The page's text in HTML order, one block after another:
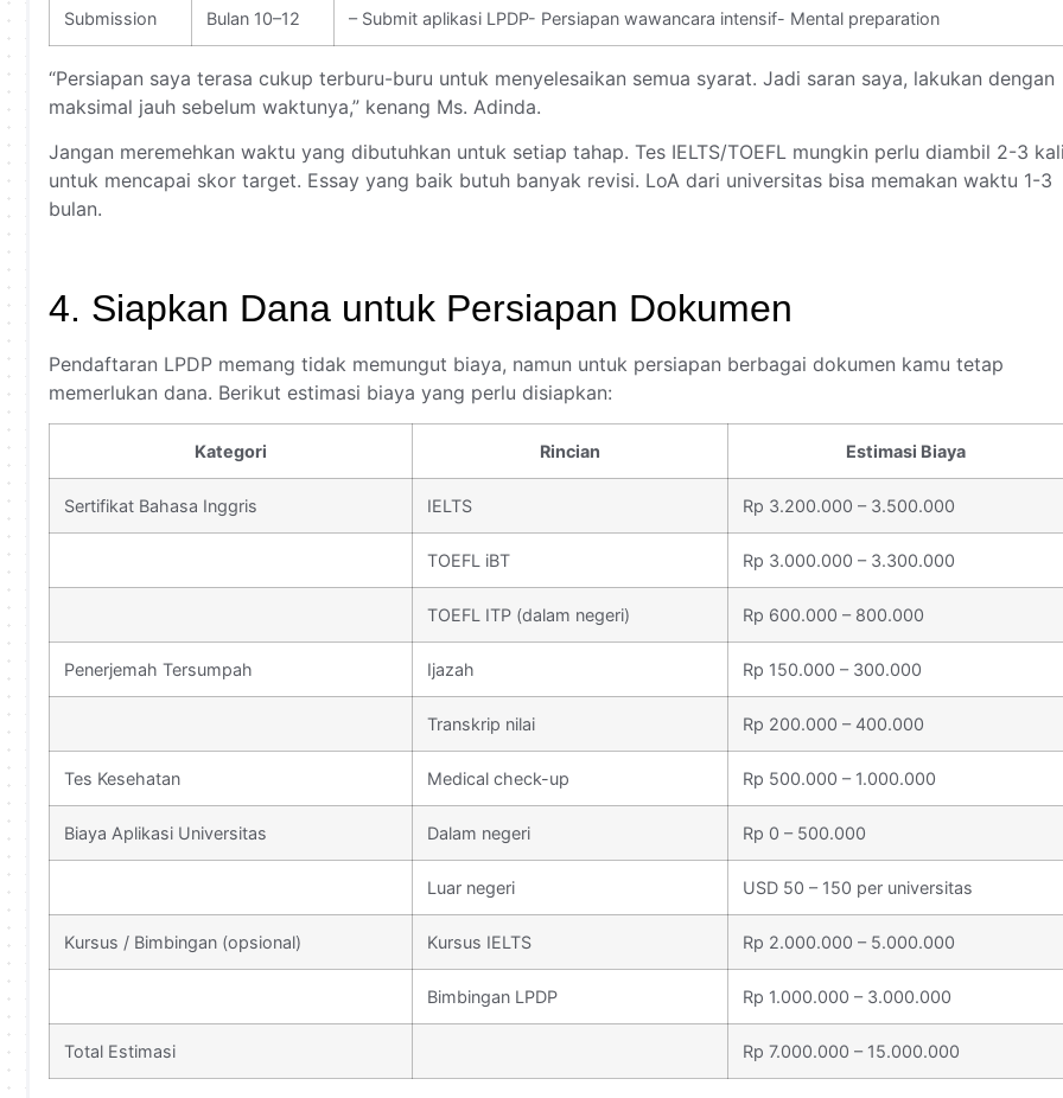
Submission Bulan 10–12 – Submit aplikasi LPDP- Persiapan wawancara intensif- Mental preparation
“Persiapan saya terasa cukup terburu-buru untuk menyelesaikan semua syarat. Jadi saran saya, lakukan dengan
maksimal jauh sebelum waktunya,” kenang Ms. Adinda.
Jangan meremehkan waktu yang dibutuhkan untuk setiap tahap. Tes IELTS/TOEFL mungkin perlu diambil 2-3
untuk mencapai skor target. Essay yang baik butuh banyak revisi. LoA dari universitas bisa memakan waktu 1-3
bulan.
4. Siapkan Dana untuk Persiapan Dokumen
Pendaftaran LPDP memang tidak memungut biaya, namun untuk persiapan berbagai dokumen kamu tetap
memerlukan dana. Berikut estimasi biaya yang perlu disiapkan:
Kategori Rincian Estimasi Biaya
Sertifikat Bahasa Inggris IELTS Rp 3.200.000 – 3.500.000
TOEFL iBT Rp 3.000.000 – 3.300.000
TOEFL ITP (dalam negeri) Rp 600.000 – 800.000
Penerjemah Tersumpah Ijazah Rp 150.000 – 300.000
Transkrip nilai Rp 200.000 – 400.000
Tes Kesehatan Medical check-up Rp 500.000 – 1.000.000
Biaya Aplikasi Universitas Dalam negeri Rp 0 – 500.000
Luar negeri USD 50 – 150 per universitas
Kursus / Bimbingan (opsional) Kursus IELTS Rp 2.000.000 – 5.000.000
Bimbingan LPDP Rp 1.000.000 – 3.000.000
Total Estimasi Rp 7.000.000 – 15.000.000